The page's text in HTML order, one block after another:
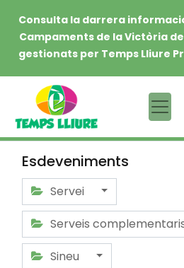
Consulta la darrera
Campaments de la Victòria
gestionats per Temps Lliure
Esdeveniments
Servei
Serveis
Sineu